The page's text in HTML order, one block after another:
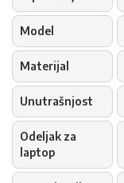
Model
Materijal
Unutrašnjost
Odeljak za
laptop